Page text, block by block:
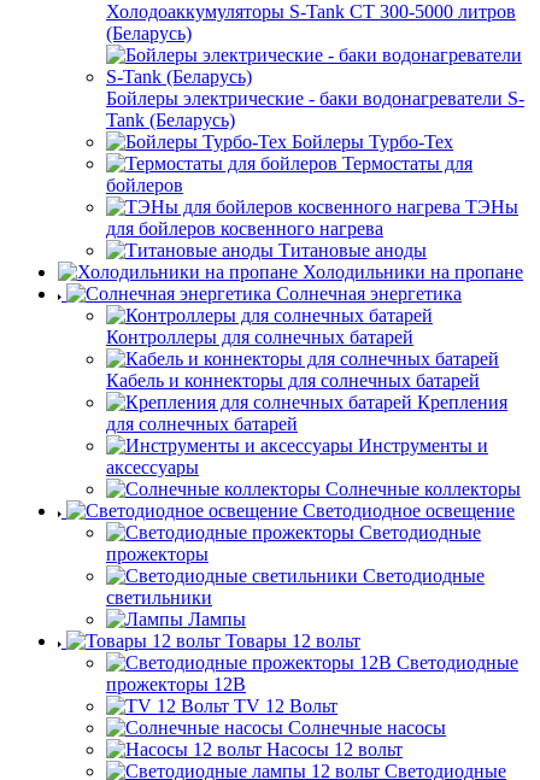
Холодоаккумуляторы S-Tank СТ 300-5000 литров
(Беларусь)
Бойлеры электрические - баки водонагреватели S-
Tank (Беларусь)
Бойлеры Турбо-Тех
Термостаты для
бойлеров
ТЭНы
для бойлеров косвенного нагрева
Титановые аноды
Холодильники на пропане
Солнечная энергетика
Контроллеры для солнечных батарей
Кабель и коннекторы для солнечных батарей
Крепления
для солнечных батарей
Инструменты и
аксессуары
Солнечные коллекторы
Светодиодное освещение
Светодиодные
прожекторы
Светодиодные
светильники
Лампы
Товары 12 вольт
Светодиодные
прожекторы 12В
TV 12 Вольт
Солнечные насосы
Насосы 12 вольт
Светодиодные